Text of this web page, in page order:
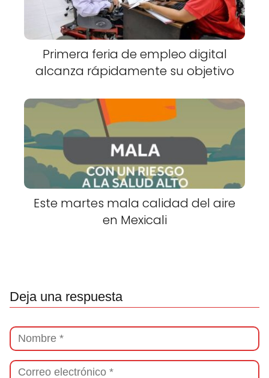
Primera feria de empleo digital
alcanza rápidamente su objetivo
Este martes mala calidad del aire
en Mexicali
Deja una respuesta